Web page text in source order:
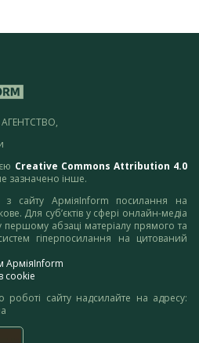
Creative Commons Attribution 4.0
зазначено інше.
з сайту АрміяInform посилання на
Для суб’єктів у сфері онлайн-медіа
абзаці матеріалу прямого та
гіперпосилання на цитований
АрміяInform
cookie
роботі сайту надсилайте на адресу: